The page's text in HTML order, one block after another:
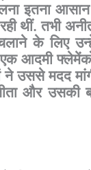
इतना आसान
रही थीं.तभी
के लिए
एक आदमी
ने उससे मदद
और उसकी